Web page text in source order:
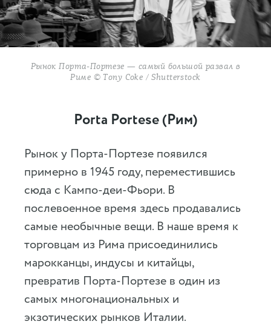
Рынок Порта-Портезе — самый большой развал в
Риме © Tony Coke / Shutterstock
Porta Portese (Рим)
Рынок у Порта-Портезе появился
примерно в 1945 году, переместившись
сюда с Кампо-деи-Фьори. В
послевоенное время здесь продавались
самые необычные вещи. В наше время к
торговцам из Рима присоединились
марокканцы, индусы и китайцы,
превратив Порта-Портезе в один из
самых многонациональных и
экзотических рынков Италии.